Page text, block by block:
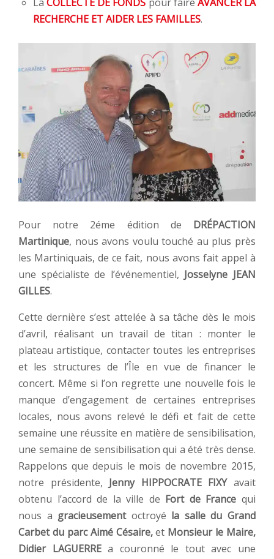
RECHERCHE ET AIDER LES FAMILLES.
Pour notre 2éme édition de DRÉPACTION
Martinique, nous avons voulu touché au plus près
les Martiniquais, de ce fait, nous avons fait appel à
une spécialiste de l’événementiel, Josselyne JEAN
GILLES.
Cette dernière s’est attelée à sa tâche dès le mois
d’avril, réalisant un travail de titan : monter le
plateau artistique, contacter toutes les entreprises
et les structures de l’Île en vue de financer le
concert. Même si l’on regrette une nouvelle fois le
manque d’engagement de certaines entreprises
locales, nous avons relevé le défi et fait de cette
semaine une réussite en matière de sensibilisation,
une semaine de sensibilisation qui a été très dense.
Rappelons que depuis le mois de novembre 2015,
notre présidente, Jenny HIPPOCRATE FIXYavait
obtenu l’accord de la ville de Fort de France qui
nous a gracieusementoctroyé la salle du Grand
Carbet du parc Aimé Césaire,et Monsieur le Maire,
Didier LAGUERREa couronné le tout avec une